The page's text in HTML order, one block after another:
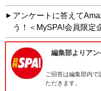
アンケートに答えて
う！＜MySPA!会員限定